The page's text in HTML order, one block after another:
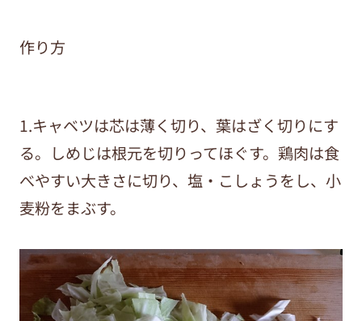
作り方
1.キャベツは芯は薄く切り、葉はざく切りにす
る。しめじは根元を切りってほぐす。鶏肉は食
べやすい大きさに切り、塩・こしょうをし、小
麦粉をまぶす。